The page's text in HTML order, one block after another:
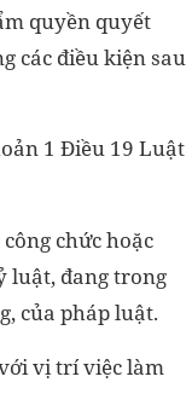
quyền quyết
các điều kiện sau
1 Điều 19 Luật
chức hoặc
luật, đang trong
của pháp luật.
vị trí việc làm